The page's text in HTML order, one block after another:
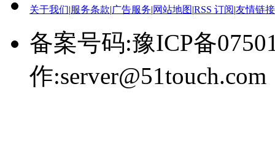
关于我们|服务条款|广告服务|网站地图|RSS 订阅|友情链接
备案号码:豫ICP备
作:server@51touch.com